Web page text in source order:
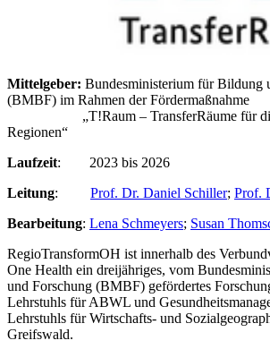
Mittelgeber: Bundesministerium für Bildung
(BMBF) im Rahmen der Fördermaßnahme
„T!Raum – TransferRäume für die
Regionen“
Laufzeit: 2023 bis 2026
Leitung: Prof. Dr. Daniel Schiller; Prof.
Bearbeitung: Lena Schmeyers; Susan
RegioTransformOH ist innerhalb des
One Health ein dreijähriges, vom
und Forschung (BMBF) gefördertes
Lehrstuhls für ABWL und
Lehrstuhls für Wirtschafts- und
Greifswald.